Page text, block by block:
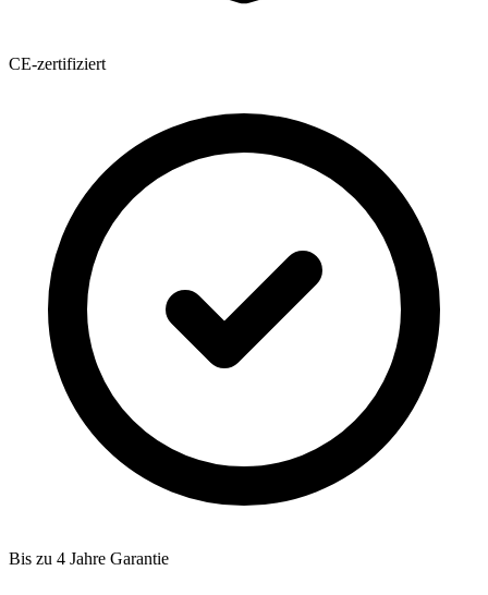
CE-zertifiziert
Bis zu 4 Jahre Garantie